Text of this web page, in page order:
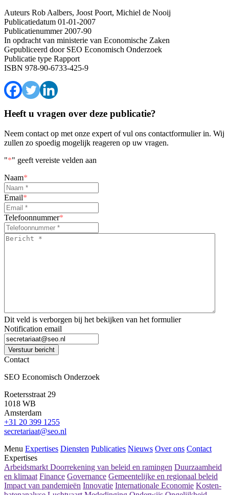
Auteurs Rob Aalbers, Joost Poort, Michiel de Nooij
Publicatiedatum 01-01-2007
Publicatienummer2007-90
In opdracht van ministerie van Economische Zaken
Gepubliceerd doorSEO Economisch Onderzoek
Publicatie type Rapport
ISBN 978-90-6733-425-9
Heeft u vragen over deze publicatie?
Neem contact op met onze expert of vul ons contactformulier in. Wij
zullen zo spoedig mogelijk reageren op uw vragen.
"*" geeft vereiste velden aan
Naam*
Email*
Telefoonnummer*
Bericht
Dit veld is verborgen bij het bekijken van het formulier
Notification email
Verstuur bericht
Contact
SEO Economisch Onderzoek
Roetersstraat 29
1018 WB
Amsterdam
+31 20 399 1255
secretariaat@seo.nl
Menu Expertises Diensten Publicaties Nieuws Over ons Contact
Expertises
Arbeidsmarkt Doorrekening van beleid en ramingen Duurzaamheid
en klimaat Finance Governance Gemeentelijke en regionaal beleid
Impact van pandemieën Innovatie Internationale Economie Kosten-